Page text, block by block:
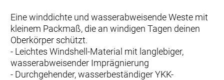
Eine winddichte und wasserabweisende Weste mit
kleinem Packmaß, die an windigen Tagen deinen
Oberkörper schützt.
- Leichtes Windshell-Material mit langlebiger,
wasserabweisender Imprägnierung
- Durchgehender, wasserbeständiger YKK-